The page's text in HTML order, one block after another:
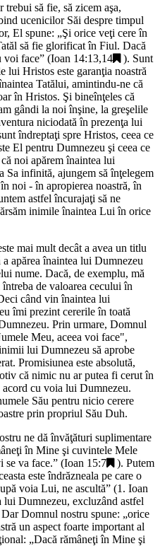
să fie, să zicem aşa,
ucenicilor Săi despre timpul
El spune: „Şi orice veţi cere în
să fie glorificat în Fiul. Dacă
voi face” (Ioan 14:13,14
). Sunt
Hristos este garanţia noastră
Tatălui, amintindu-ne că
în Hristos. Şi bineînţeles că
gândi la noi înşine, la greşelile
niciodată în prezenţa lui
îndreptaţi spre Hristos, ceea ce
El pentru Dumnezeu şi ceea ce
noi apărem înaintea lui
Sa infinită, ajungem să înţelegem
noi - în apropierea noastră, în
astfel încurajaţi să ne
inimile înaintea Lui în orice
mai mult decât a avea un titlu
apărea înaintea lui Dumnezeu
nume. Dacă, de exemplu, mă
de valoarea cecului în
când vin înaintea lui
îmi prezint cererile în toată
Prin urmare, Domnul
Meu, aceea voi face",
lui Dumnezeu să aprobe
Promisiunea este absolută,
că nimic nu ar putea fi cerut în
cu voia lui Dumnezeu.
Său pentru nicio cerere
prin propriul Său Duh.
ne dă învăţături suplimentare
în Mine şi cuvintele Mele
se va face.” (Ioan 15:7
). Putem
este îndrăzneala pe care o
voia Lui, ne ascultă” (1. Ioan
Dumnezeu, excluzând astfel
Domnul nostru spune: „orice
un aspect foarte important al
„Dacă rămâneţi în Mine şi